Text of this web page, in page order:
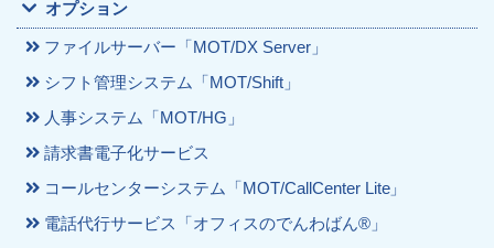
オプション
ファイルサーバー「MOT/DX Server」
シフト管理システム「MOT/Shift」
人事システム「MOT/HG」
請求書電子化サービス
コールセンターシステム「MOT/CallCenter Lite」
電話代行サービス「オフィスのでんわばん®」